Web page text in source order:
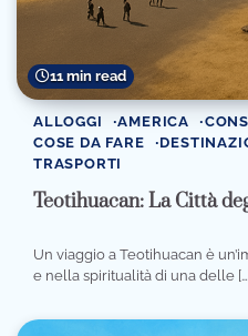
11 min read
ALLOGGI AMERICA
COSE DA FARE
TRASPORTI
Teotihuacan: La Città
Un viaggio a Teotihuacan è
e nella spiritualità di una delle